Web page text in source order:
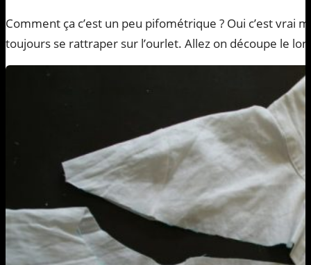
Comment ça c’est un peu pifométrique ? Oui c’est vrai
toujours se rattraper sur l’ourlet. Allez on découpe le